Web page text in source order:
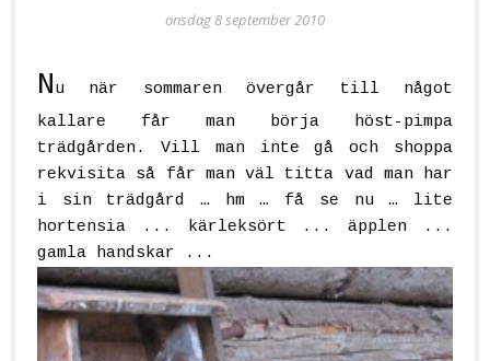
onsdag 8 september 2010
Nu när sommaren övergår till något
kallare får man börja höst-pimpa
trädgården. Vill man inte gå och shoppa
rekvisita så får man väl titta vad man har
i sin trädgård … hm … få se nu … lite
hortensia ... kärleksört ... äpplen ...
gamla handskar ...